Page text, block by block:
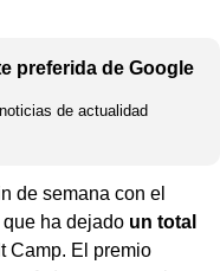
preferida de Google
de actualidad
de semana con el
que ha dejado un total
Camp. El premio